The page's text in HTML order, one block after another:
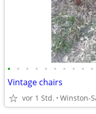
• • • • • • • • • •
Vintage chairs
vor 1 Std. Winston-